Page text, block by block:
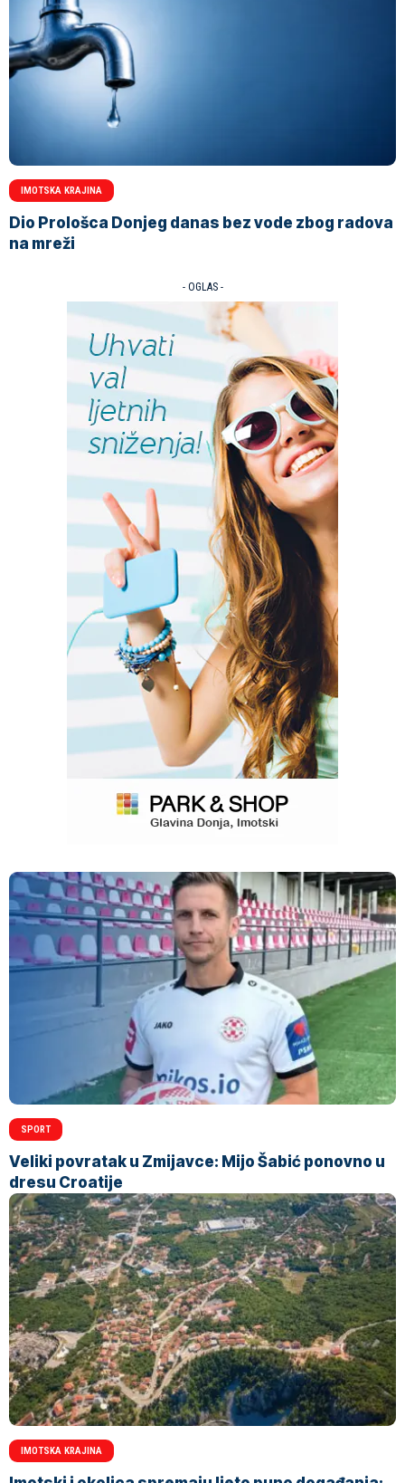
IMOTSKA KRAJINA
Dio Prološca Donjeg danas bez vode zbog radova
na mreži
- OGLAS -
SPORT
Veliki povratak u Zmijavce: Mijo Šabić ponovno u
dresu Croatije
IMOTSKA KRAJINA